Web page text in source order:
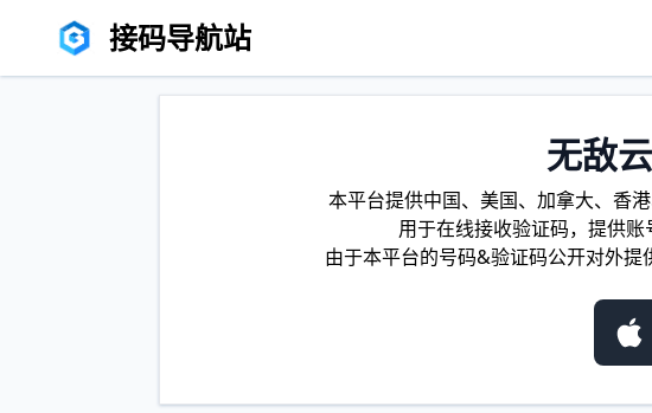
接码导航站
无敌
本平台提供中国、美国、加拿大、香
用于在线接收验证码，提供
由于本平台的号码&验证码公开对外